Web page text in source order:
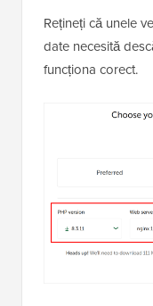
Rețineți că unele
date necesită
funcționa corect.